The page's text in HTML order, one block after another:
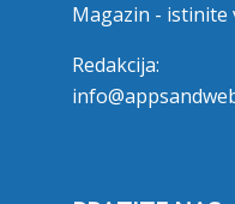
Magazin - istinite
Redakcija: